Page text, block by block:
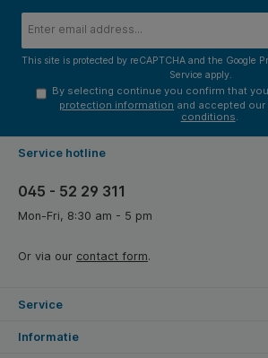
This site is protected by reCAPTCHA and the Google
Service apply.
By selecting continue you confirm that
protection information and accepted our
conditions.
Service hotline
045 - 52 29 311
Mon-Fri, 8:30 am - 5 pm
Or via our contact form.
Service
Informatie